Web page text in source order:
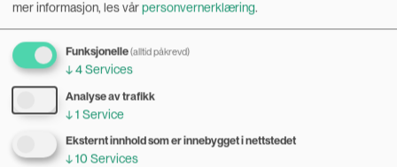
mer informasjon, les vårpersonvernerklæring.
Funksjonelle(alltid påkrevd)
↓4Services
Analyse av trafikk
↓1 Service
Eksternt innhold som er innebygget i nettstedet
↓10 Services